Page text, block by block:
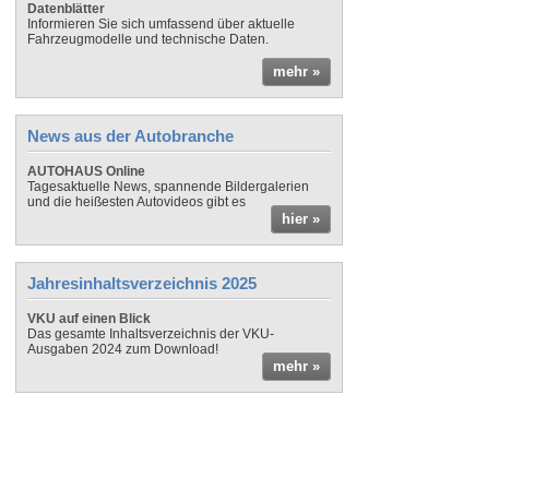
Datenblätter
Informieren Sie sich umfassend über aktuelle
Fahrzeugmodelle und technische Daten.
mehr »
News aus der Autobranche
AUTOHAUS Online
Tagesaktuelle News, spannende Bildergalerien
und die heißesten Autovideos gibt es
hier »
Jahresinhaltsverzeichnis 2025
VKU auf einen Blick
Das gesamte Inhaltsverzeichnis der VKU-
Ausgaben 2024 zum Download!
mehr »